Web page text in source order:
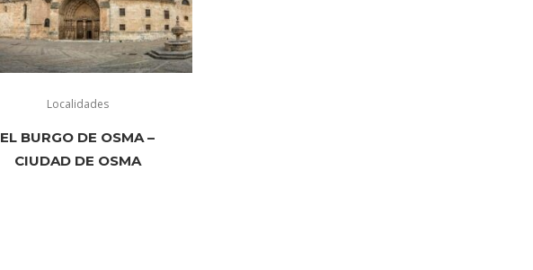
Localidades
EL BURGO DE OSMA –
CIUDAD DE OSMA